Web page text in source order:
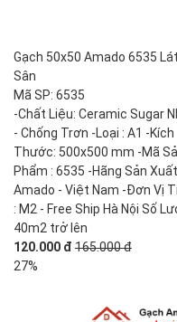
Gạch 50x50 Amado 6535 Lát
Sân
Mã SP: 6535
-Chất Liệu: Ceramic Sugar
- Chống Trơn -Loại : A1 -Kích
Thước: 500x500 mm -Mã
Phẩm : 6535 -Hãng Sản
Amado - Việt Nam -Đơn Vị
: M2 - Free Ship Hà Nội Số
40m2 trở lên
120.000 đ 165.000 đ
27%